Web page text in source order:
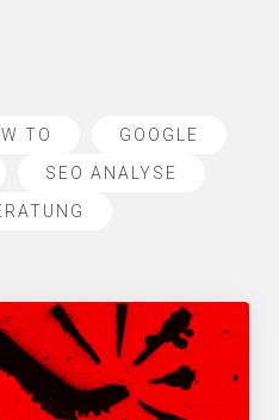
TO
GOOGLE
SEO ANALYSE